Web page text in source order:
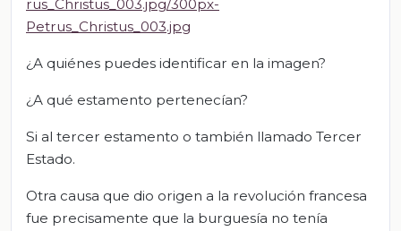
rus_Christus_003.jpg/300px-
Petrus_Christus_003.jpg
¿A quiénes puedes identificar en la imagen?
¿A qué estamento pertenecían?
Si al tercer estamento o también llamado Tercer
Estado.
Otra causa que dio origen a la revolución francesa
fue precisamente que la burguesía no tenía